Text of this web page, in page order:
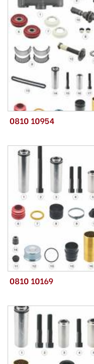
0810 10954
0810 10169